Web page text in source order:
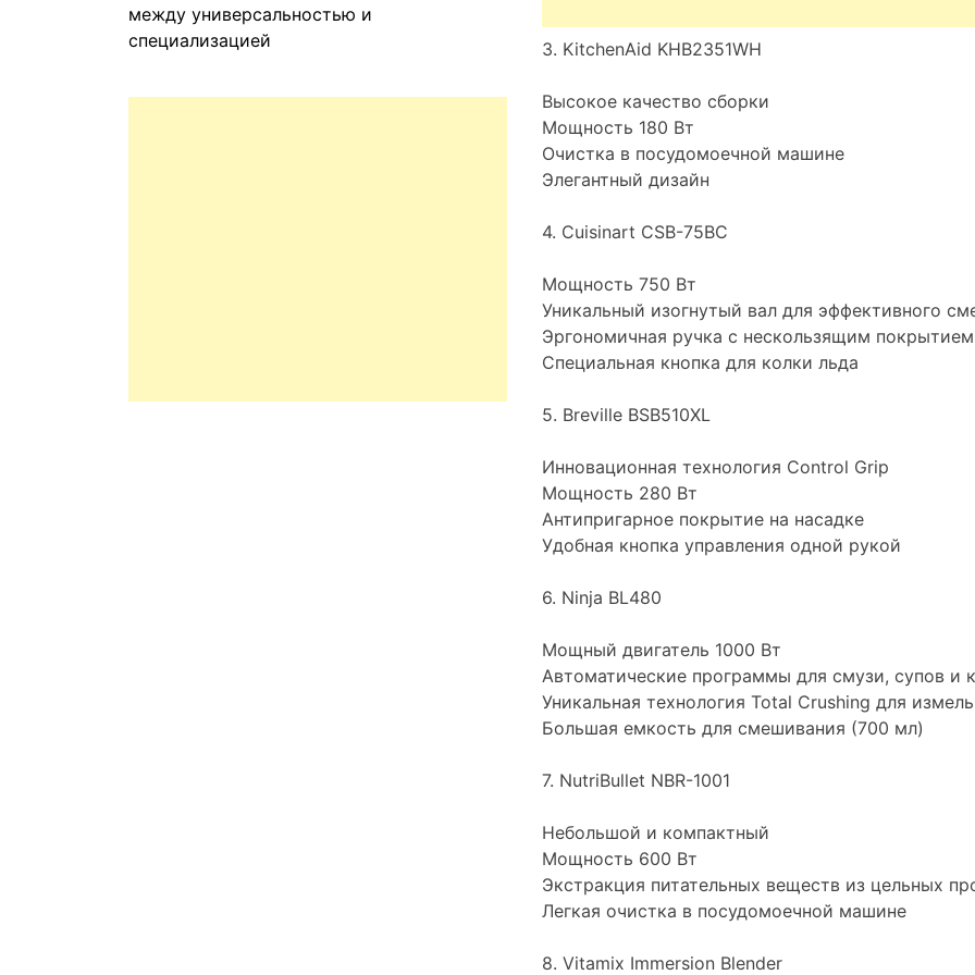
3. KitchenAid KHB2351WH
Высокое качество сборки
Мощность 180 Вт
Очистка в посудомоечной машине
Элегантный дизайн
4. Cuisinart CSB-75BC
Мощность 750 Вт
Уникальный изогнутый вал для эффективного
Эргономичная ручка с нескользящим покрытием
Специальная кнопка для колки льда
5. Breville BSB510XL
Инновационная технология Control Grip
Мощность 280 Вт
Антипригарное покрытие на насадке
Удобная кнопка управления одной рукой
6. Ninja BL480
Мощный двигатель 1000 Вт
Автоматические программы для смузи, супов и
Уникальная технология Total Crushing для
Большая емкость для смешивания (700 мл)
7. NutriBullet NBR-1001
Небольшой и компактный
Мощность 600 Вт
Экстракция питательных веществ из цельных
Легкая очистка в посудомоечной машине
8. Vitamix Immersion Blender
между универсальностью и
специализацией